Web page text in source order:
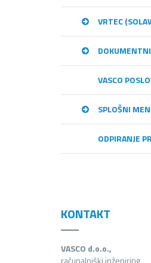
VRTEC
VASCO
SPLOŠNI
ODPIRANJE
KONTAKT
VASCO d.o.o.,
računalniški inženiring